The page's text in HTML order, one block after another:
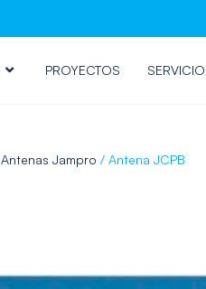
PROYECTOS
Antenas Jampro / Antena JCPB